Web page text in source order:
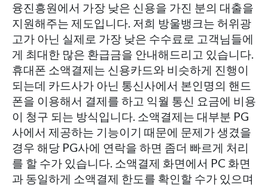
융진흥원에서 가장 낮은 신용을 가진 분의 대출을
지원해주는 제도입니다. 저희 방울뱅크는 허위광
고가 아닌 실제로 가장 낮은 수수료로 고객님들에
게 최대한 많은 환급금을 안내해드리고 있습니다.
휴대폰 소액결제는 신용카드와 비슷하게 진행이
되는데 카드사가 아닌 통신사에서 본인명의 핸드
폰을 이용해서 결제를 하고 익월 통신 요금에 비용
이 청구 되는 방식입니다. 소액결제는 대부분 PG
사에서 제공하는 기능이기 때문에 문제가 생겼을
경우 해당 PG사에 연락을 하면 좀더 빠르게 처리
를 할 수가 있습니다. 소액결제 화면에서 PC 화면
과 동일하게 소액결제 한도를 확인할 수가 있으며